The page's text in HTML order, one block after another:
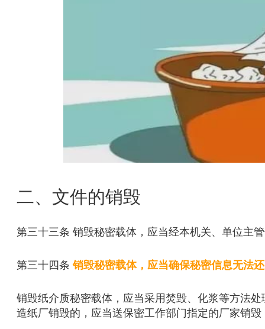
二、文件的销毁
第三十三条 销毁秘密载体，应当经本机关、单位主
第三十四条销毁秘密载体，应当确保秘密信息无法
销毁纸介质秘密载体，应当采用焚毁、化浆等方法
造纸厂销毁的，应当送保密工作部门指定的厂家销